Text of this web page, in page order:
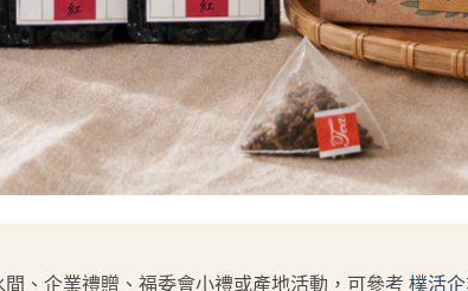
、企業禮贈、福委會小禮或產地活動，可參考 樸活